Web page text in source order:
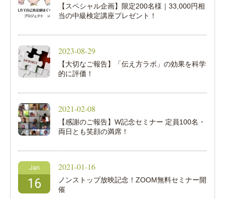
【スペシャル企画】限定200名様｜33,000円相
当の中級検定講座プレゼント！
2023-08-29
【大切なご報告】「伝え方ラボ」の効果を科学
的に評価！
2021-02-08
【感謝のご報告】W記念セミナー 定員100名・
両日とも笑顔の満席！
Jan
16
2021-01-16
ノンストップ放映記念！ZOOM無料セミナー開
催